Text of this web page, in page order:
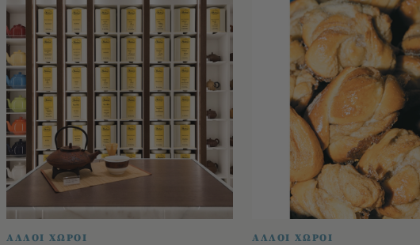
ΑΛΛΟΙ ΧΩΡΟΙ ΑΛΛΟΙ ΧΩΡΟΙ